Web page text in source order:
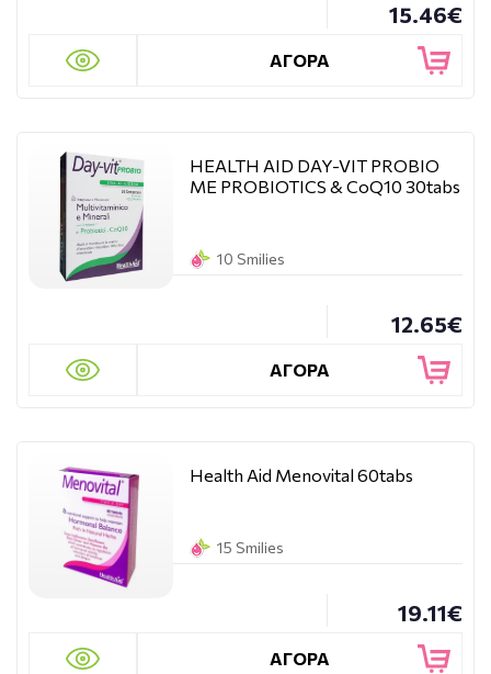
15.46€
ΑΓΟΡΑ
HEALTH AID DAY-VIT PROBIO
ΜΕ PROBIOTICS & CoQ10 30tabs
10 Smilies
12.65€
ΑΓΟΡΑ
Health Aid Menovital 60tabs
15 Smilies
19.11€
ΑΓΟΡΑ